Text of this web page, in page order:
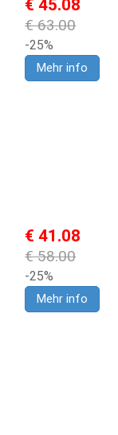
€ 45.08
€ 63.00
-25%
Mehr info
€ 41.08
€ 58.00
-25%
Mehr info